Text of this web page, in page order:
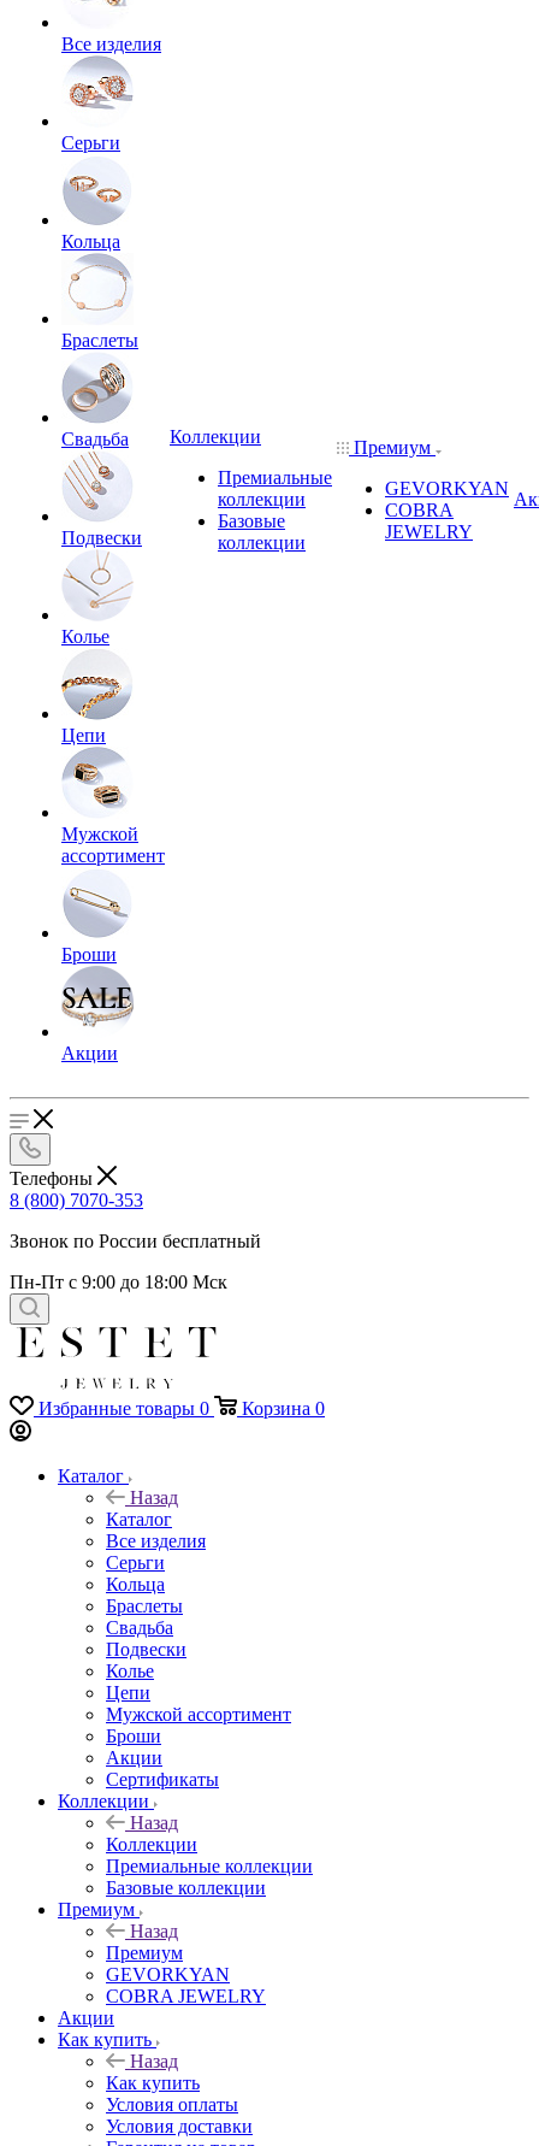
Все изделия
Серьги
Кольца
Браслеты
Свадьба
Подвески
Колье
Цепи
Мужской
ассортимент
Броши
Акции
Коллекции
Премиальные
коллекции
Базовые
коллекции
Премиум
GEVORKYAN
COBRA
JEWELRY
Телефоны
8 (800) 7070-353
Звонок по России бесплатный
Пн-Пт с 9:00 до 18:00 Мск
Избранные товары 0 Корзина 0
Каталог
Назад
Каталог
Все изделия
Серьги
Кольца
Браслеты
Свадьба
Подвески
Колье
Цепи
Мужской ассортимент
Броши
Акции
Сертификаты
Коллекции
Назад
Коллекции
Премиальные коллекции
Базовые коллекции
Премиум
Назад
Премиум
GEVORKYAN
COBRA JEWELRY
Акции
Как купить
Назад
Как купить
Условия оплаты
Условия доставки